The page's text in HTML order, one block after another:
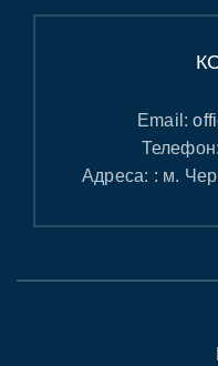
Email:
Телефон:
Адреса: : м.